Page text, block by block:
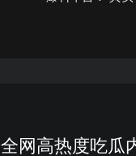
全网高热度吃瓜